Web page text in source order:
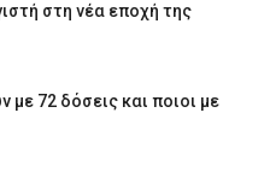
στη νέα εποχή της
με 72 δόσεις και ποιοι με